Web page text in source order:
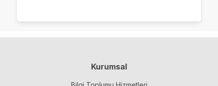
Kurumsal